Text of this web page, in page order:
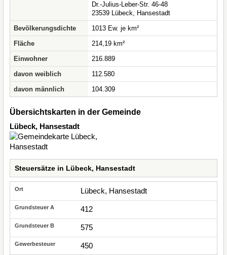
Dr.-Julius-Leber-Str. 46-48
23539 Lübeck, Hansestadt
Bevölkerungsdichte
1013 Ew. je km²
Fläche
214,19 km²
Einwohner
216.889
davon weiblich
112.580
davon männlich
104.309
Übersichtskarten in der Gemeinde
Lübeck, Hansestadt
Steuersätze in Lübeck, Hansestadt
Lübeck, Hansestadt
412
575
450